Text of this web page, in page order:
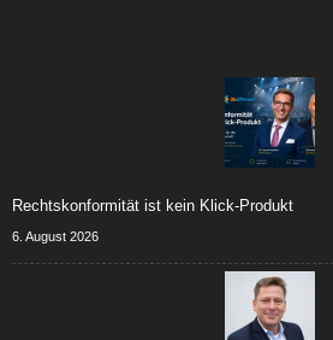
Rechtskonformität ist kein Klick-Produkt
6. August 2026